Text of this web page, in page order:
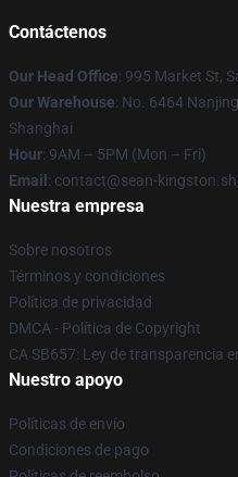
Contáctenos
Our Head Office: 995 Market St,
Our Warehouse: No. 6464
Shanghai
Hour: 9AM – 5PM (Mon – Fri)
Email : contact@sean-
Nuestra empresa
Sobre nosotros
Términos y condiciones
Política de privacidad
DMCA - Política de Copyright
CA SB657: Ley de transparencia
Nuestro apoyo
Políticas de envío
Condiciones de pago